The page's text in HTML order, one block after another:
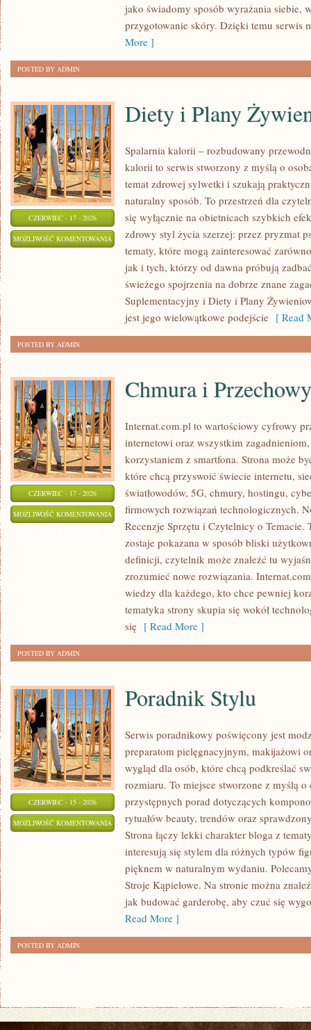
jako świadomy sposób wyrażania siebie,
przygotowanie skóry. Dzięki temu serwis
More ]
POSTED BY ADMIN
CZERWIEC - 17 - 2026
MOŻLIWOŚĆ KOMENTOWANIA DIETY
PLANY
ŻYWIENIOWE
Diety i Plany
Spalarnia kalorii – rozbudowany
kalorii to serwis stworzony z myślą o
temat zdrowej sylwetki i szukają
naturalny sposób. To przestrzeń dla
się wyłącznie na obietnicach szybkich
zdrowy styl życia szerzej: przez pryzmat
tematy, które mogą zainteresować
jak i tych, którzy od dawna próbują
świeżego spojrzenia na dobrze znane
Suplementacyjny i Diety i Plany
jest jego wielowątkowe podejście [ Read
POSTED BY ADMIN
CZERWIEC - 17 - 2026
MOŻLIWOŚĆ KOMENTOWANIA CHMURA
PRZECHOWYWANIE
DANYCH
Chmura i
Internat.com.pl to wartościowy cyfrowy
internetowi oraz wszystkim
korzystaniem z smartfona. Strona może
które chcą przyswoić świecie internetu,
światłowodów, 5G, chmury, hostingu,
firmowych rozwiązań technologicznych.
Recenzje Sprzętu i Czytelnicy o
zostaje pokazana w sposób bliski
definicji, czytelnik może znaleźć tu
zrozumieć nowe rozwiązania.
wiedzy dla każdego, kto chce pewniej
tematyka strony skupia się wokół
się [ Read More ]
POSTED BY ADMIN
CZERWIEC - 15 - 2026
MOŻLIWOŚĆ KOMENTOWANIA PORADNIK
STYLU
Poradnik Stylu
Serwis poradnikowy poświęcony jest
preparatom pielęgnacyjnym, makijażowi
wygląd dla osób, które chcą podkreślać
rozmiaru. To miejsce stworzone z myślą
przystępnych porad dotyczących
rytuałów beauty, trendów oraz
Strona łączy lekki charakter bloga z
interesują się stylem dla różnych typów
pięknem w naturalnym wydaniu.
Stroje Kąpielowe. Na stronie można
jak budować garderobę, aby czuć się
Read More ]
POSTED BY ADMIN